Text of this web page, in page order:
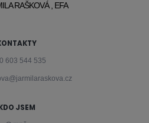
RAŠKOVÁ , EFA
603 544 535
JSEM